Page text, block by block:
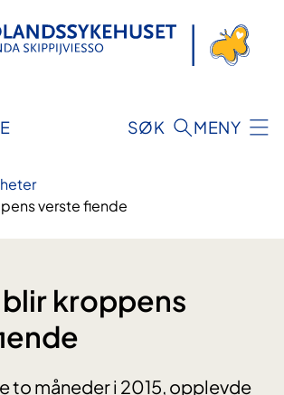
SØK MENY
verste fiende
kroppens
to måneder i 2015, opplevde